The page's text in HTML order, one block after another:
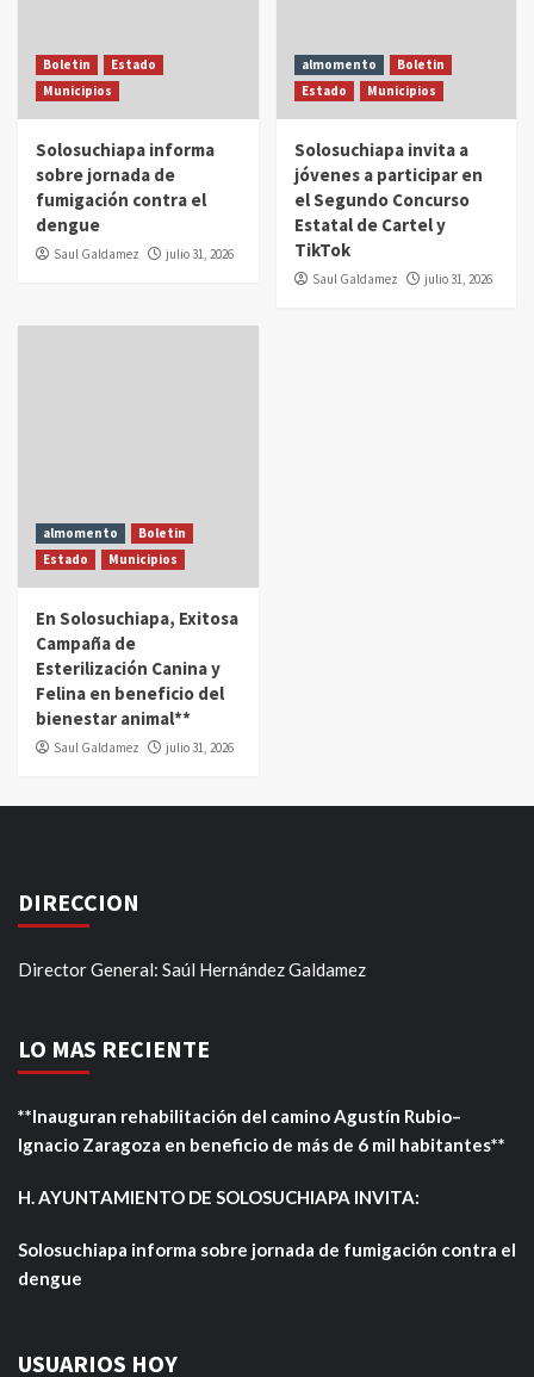
Boletin
Estado
Municipios
Solosuchiapa informa
sobre jornada de
fumigación contra el
dengue
Saul Galdamez julio 31, 2026
almomento
Boletin
Estado
Municipios
Solosuchiapa invita a
jóvenes a participar en
el Segundo Concurso
Estatal de Cartel y
TikTok
Saul Galdamez julio 31, 2026
almomento
Boletin
Estado
Municipios
En Solosuchiapa, Exitosa
Campaña de
Esterilización Canina y
Felina en beneficio del
bienestar animal**
Saul Galdamez julio 31, 2026
DIRECCION
Director General: Saúl Hernández Galdamez
LO MAS RECIENTE
**Inauguran rehabilitación del camino Agustín Rubio–
Ignacio Zaragoza en beneficio de más de 6 mil habitantes**
H. AYUNTAMIENTO DE SOLOSUCHIAPA INVITA:
Solosuchiapa informa sobre jornada de fumigación contra el
dengue
USUARIOS HOY